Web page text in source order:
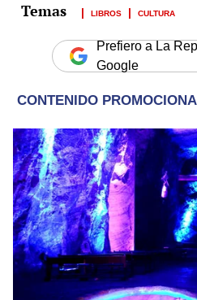
LIBROS CULTURA
Prefiero a La
Google